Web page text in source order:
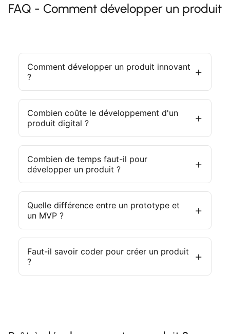
FAQ - Comment développer un produit
Comment développer un produit innovant
?
Combien coûte le développement d'un
produit digital ?
Combien de temps faut-il pour
développer un produit ?
Quelle différence entre un prototype et
un MVP ?
Faut-il savoir coder pour créer un produit
?